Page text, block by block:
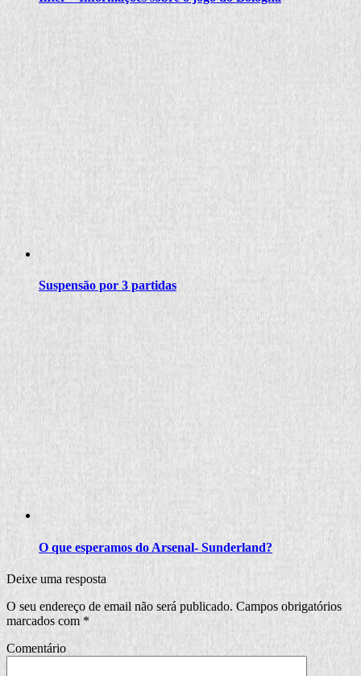
Suspensão por 3 partidas
O que esperamos do Arsenal- Sunderland?
Deixe uma resposta
O seu endereço de email não será publicado. Campos obrigatórios
marcados com *
Comentário